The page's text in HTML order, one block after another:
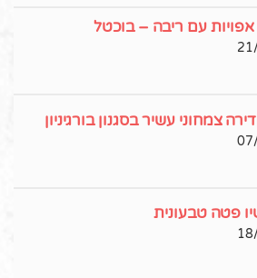
אפויות עם ריבה – בוכטל
צמחוני עשיר בסגנון בורגיניון
פטה טבעונית